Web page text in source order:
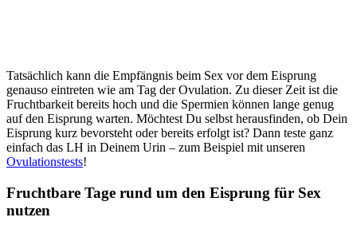
Tatsächlich kann die Empfängnis beim Sex vor dem Eisprung
genauso eintreten wie am Tag der Ovulation. Zu dieser Zeit ist die
Fruchtbarkeit bereits hoch und die Spermien können lange genug
auf den Eisprung warten. Möchtest Du selbst herausfinden, ob Dein
Eisprung kurz bevorsteht oder bereits erfolgt ist? Dann teste ganz
einfach das LH in Deinem Urin – zum Beispiel mit unseren
Ovulationstests!
Fruchtbare Tage rund um den Eisprung für Sex
nutzen